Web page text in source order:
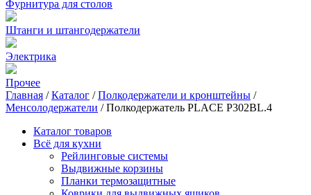
Фурнитура для столов
Штанги и штангодержатели
Электрика
Прочее
Главная /Каталог /Полкодержатели и кронштейны /
Менсолодержатели /Полкодержатель PLACE P302BL.4
Каталог товаров
Всё для кухни
Рейлинговые системы
Выдвижные корзины
Планки термозащитные